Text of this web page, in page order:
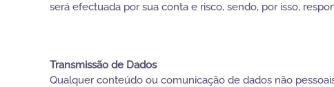
será efectuada por sua conta e risco, sendo, por isso,
Transmissão de Dados
Qualquer conteúdo ou comunicação de dados não